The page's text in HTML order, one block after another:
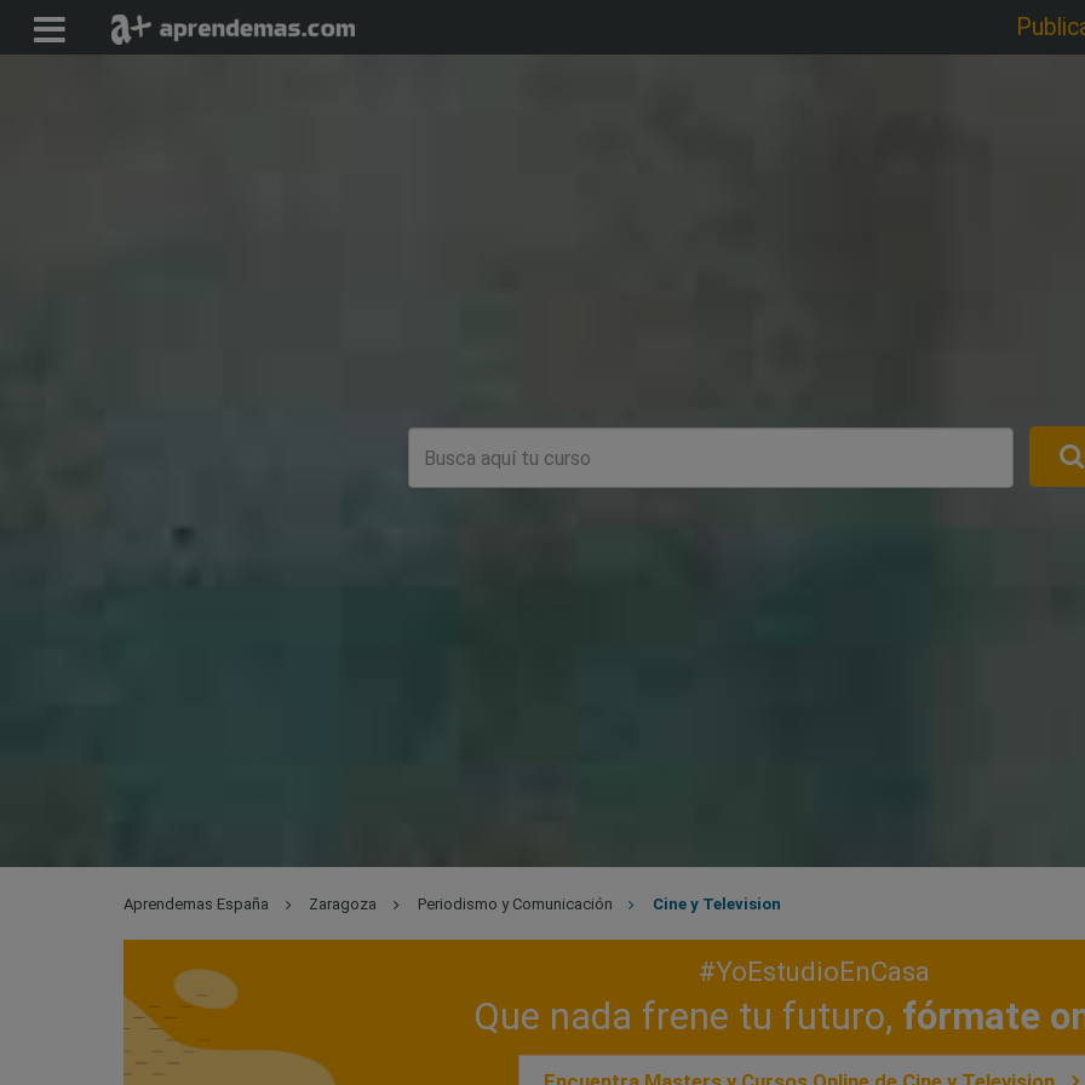
Aprendemas España Zaragoza Periodismo y Comunicación Cine y Television
#YoEstudioEnCasa
Que nada frene tu futuro, fórmate